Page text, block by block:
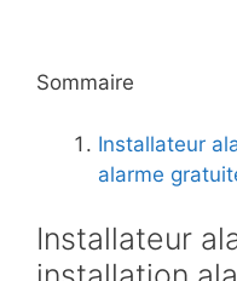
Sommaire
Installateur
alarme
Installateur